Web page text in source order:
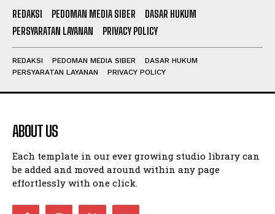
REDAKSI PEDOMAN MEDIA SIBER
DASAR HUKUM
PERSYARATAN LAYANAN
PRIVACY POLICY
REDAKSI PEDOMAN MEDIA SIBER
DASAR HUKUM
PERSYARATAN LAYANAN
PRIVACY POLICY
ABOUT US
Each template in our ever growing studio library can
be added and moved around within any page
effortlessly with one click.